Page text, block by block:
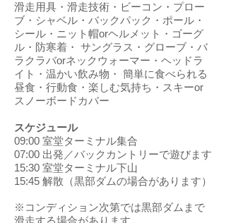
滑走用具・滑走技術・ビーコン・プロー
ブ・シャベル・バックパック・ポール・
シール・ニット帽orヘルメット・ゴーグ
ル・防寒着・ サングラス・グローブ・バ
ラクラバorネックウォーマー・ヘッドラ
イト・温かい飲み物・ 簡単に食べられる
昼食・行動食・楽しむ気持ち・スキーor
スノーボードカバー
スケジュール
09:00 室堂ターミナル集合
07:00 出発／バックカントリーで遊びます
15:30 室堂ターミナル下山
15:45 解散（黒部ダムの場合があります）
※コンディション次第では黒部ダムまで
滑走する場合があります。